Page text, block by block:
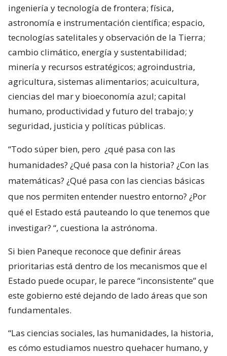
ingeniería y tecnología de frontera; física,
astronomía e instrumentación científica; espacio,
tecnologías satelitales y observación de la Tierra;
cambio climático, energía y sustentabilidad;
minería y recursos estratégicos; agroindustria,
agricultura, sistemas alimentarios; acuicultura,
ciencias del mar y bioeconomía azul; capital
humano, productividad y futuro del trabajo; y
seguridad, justicia y políticas públicas.
“Todo súper bien, pero ¿qué pasa con las
humanidades? ¿Qué pasa con la historia? ¿Con las
matemáticas? ¿Qué pasa con las ciencias básicas
que nos permiten entender nuestro entorno? ¿Por
qué el Estado está pauteando lo que tenemos que
investigar? “, cuestiona la astrónoma.
Si bien Paneque reconoce que definir áreas
prioritarias está dentro de los mecanismos que el
Estado puede ocupar, le parece “inconsistente” que
este gobierno esté dejando de lado áreas que son
fundamentales.
“Las ciencias sociales, las humanidades, la historia,
es cómo estudiamos nuestro quehacer humano, y